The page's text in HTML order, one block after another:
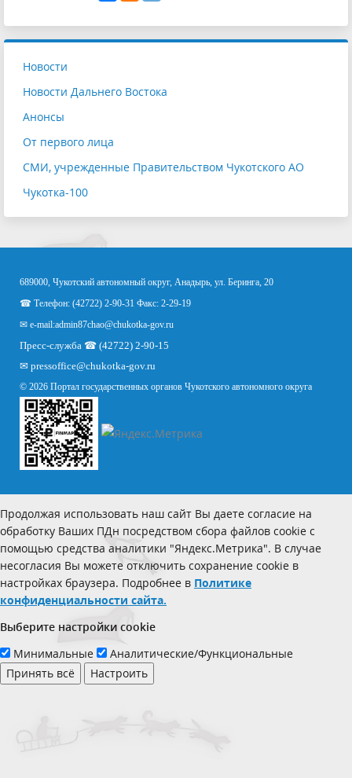
Новости
Новости Дальнего Востока
Анонсы
От первого лица
СМИ, учрежденные Правительством Чукотского АО
Чукотка-100
689000, Чукотский автономный округ, Анадырь, ул. Беринга, 20
☎ Телефон: (42722) 2-90-31 Факс: 2-29-19
✉ e-mail:admin87chao@chukotka-gov.ru
Пресс-служба ☎ (42722) 2-90-15
✉ pressoffice@chukotka-gov.ru
© 2026 Портал государственных органов Чукотского автономного округа
Продолжая использовать наш сайт Вы даете согласие на
обработку Ваших ПДн посредством сбора файлов cookie с
помощью средства аналитики "Яндекс.Метрика". В случае
несогласия Вы можете отключить сохранение cookie в
настройках браузера. Подробнее в Политике
конфиденциальности сайта.
Выберите настройки cookie
Минимальные
Аналитические/Функциональные
Принять всё
Настроить